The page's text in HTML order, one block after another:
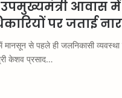
आवास में
पर जताई
से पहले ही जलनिकासी
केशव प्रसाद…